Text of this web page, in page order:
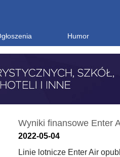
Humor
Wyniki finansowe Enter
2022-05-04
Linie lotnicze Enter Air